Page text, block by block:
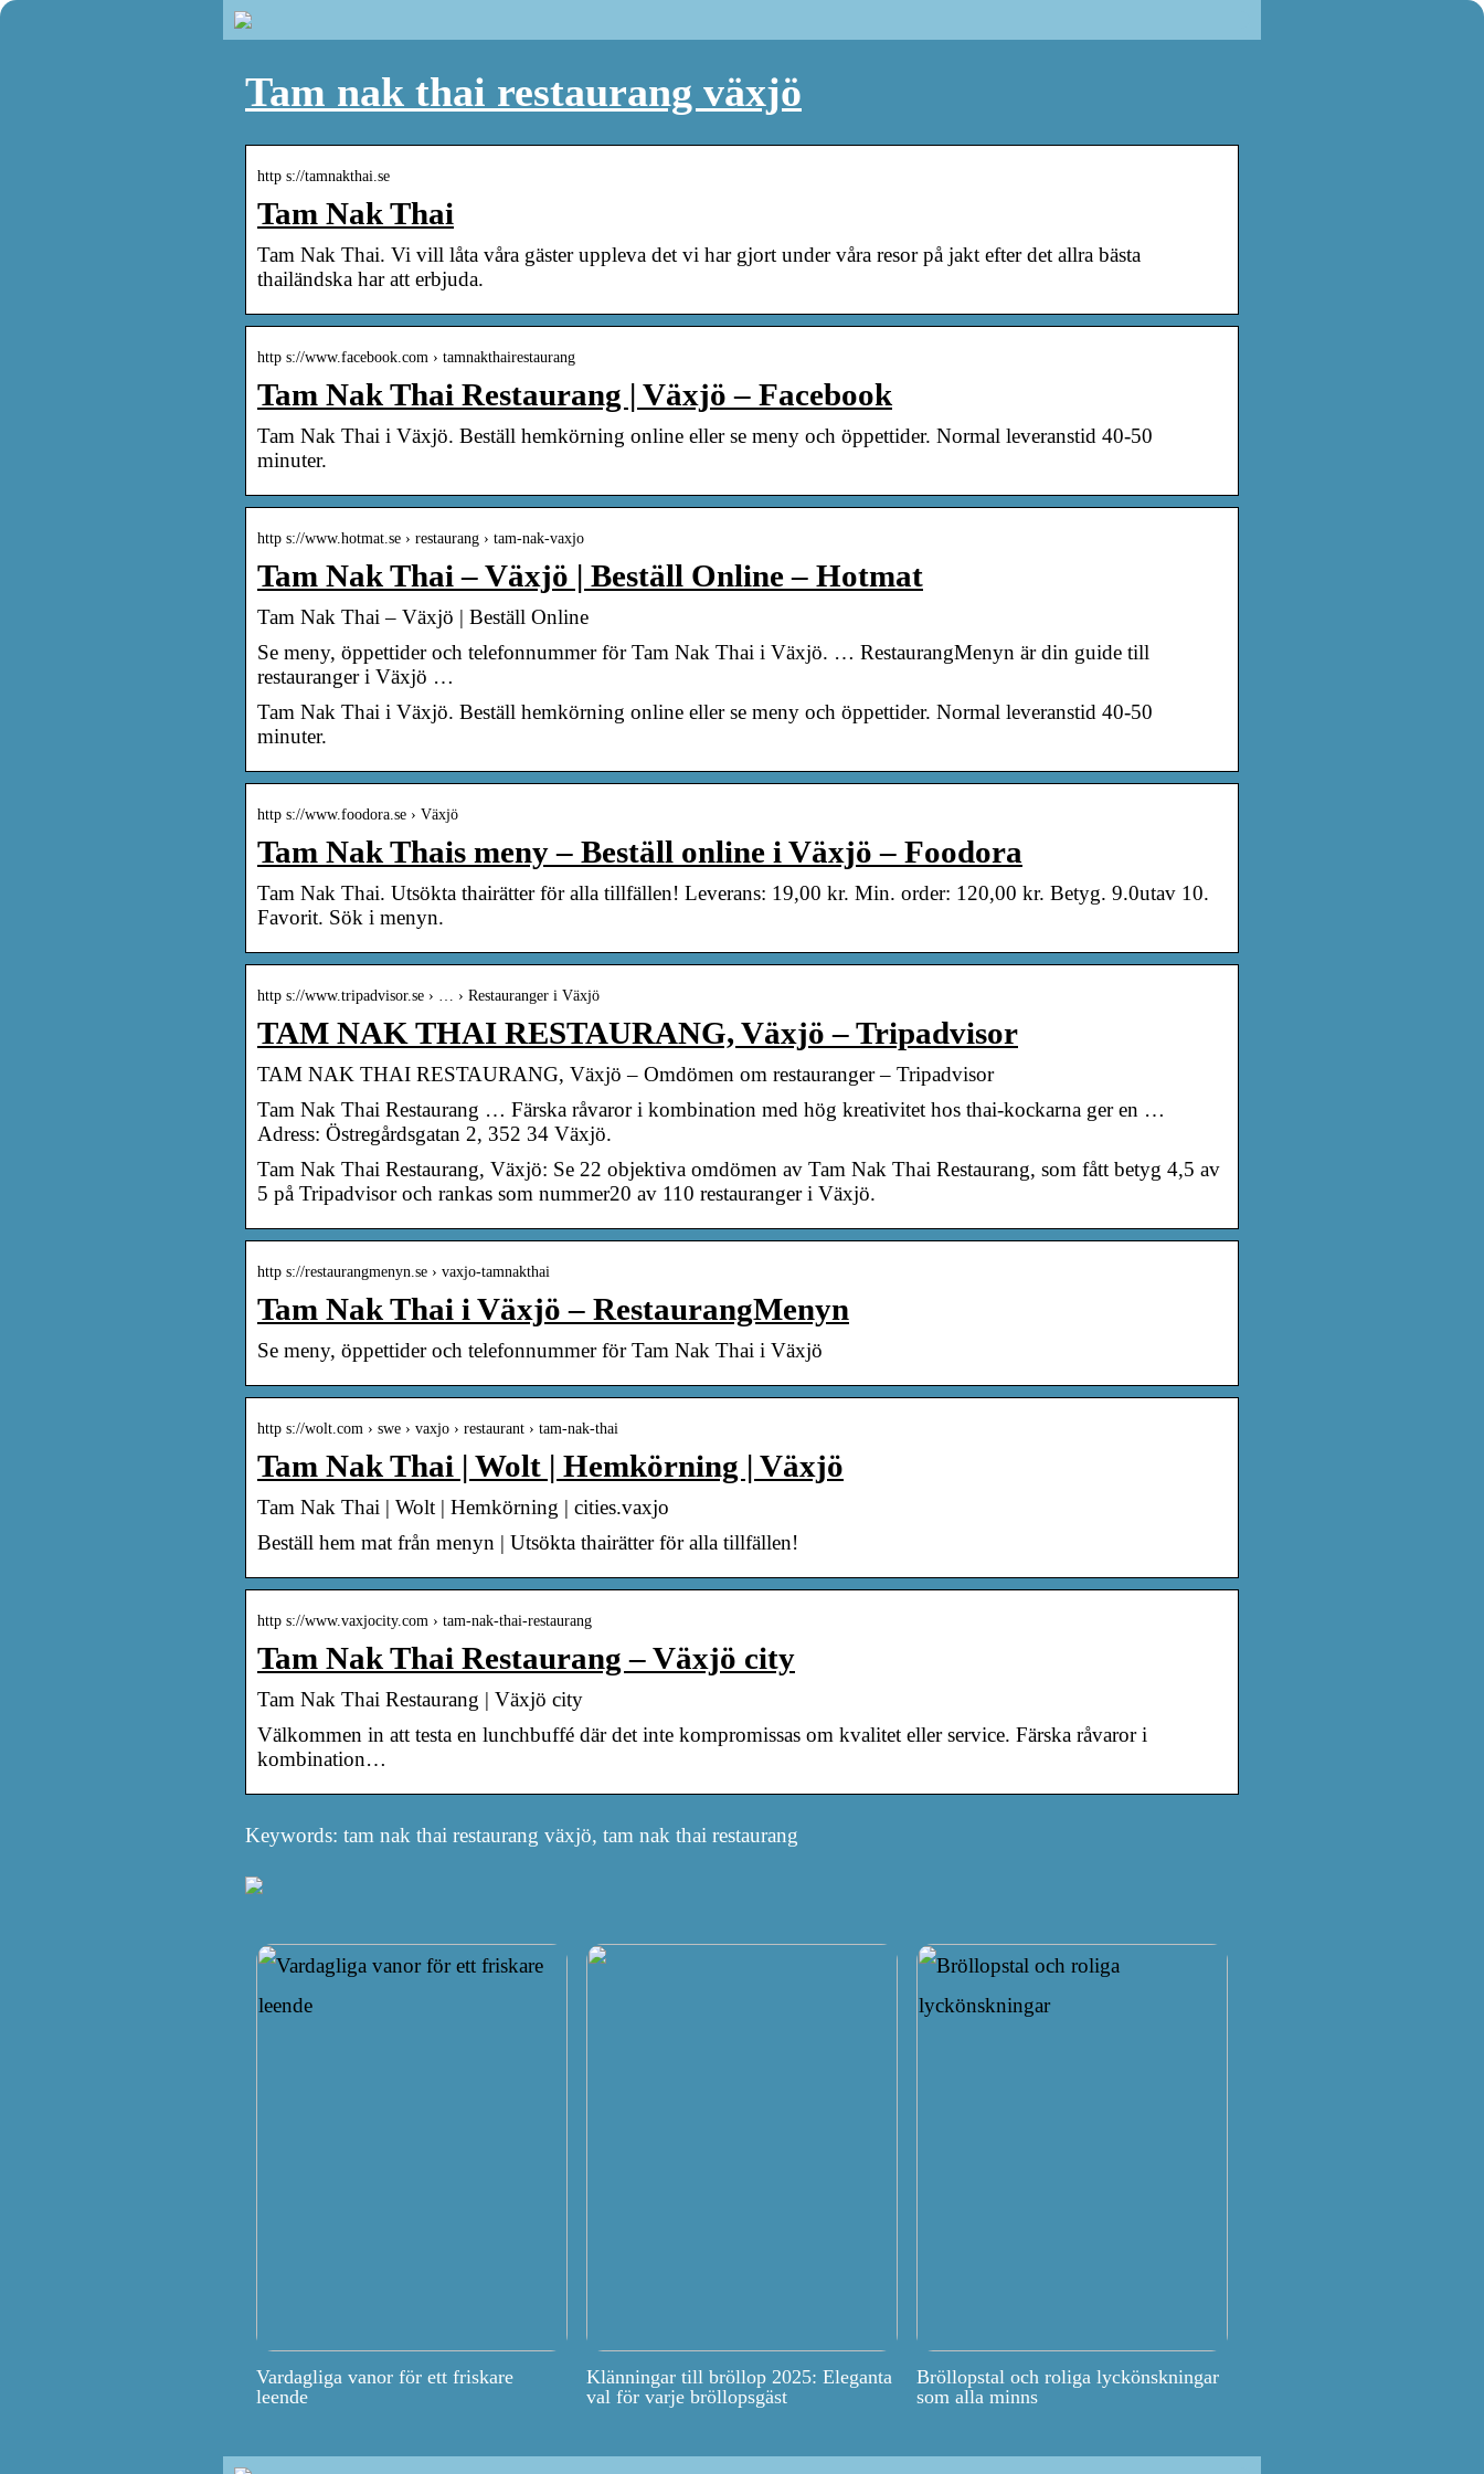
Tam nak thai restaurang växjö
http s://tamnakthai.se
Tam Nak Thai
Tam Nak Thai. Vi vill låta våra gäster uppleva det vi har gjort under våra resor på jakt efter det allra bästa
thailändska har att erbjuda.
http s://www.facebook.com › tamnakthairestaurang
Tam Nak Thai Restaurang | Växjö – Facebook
Tam Nak Thai i Växjö. Beställ hemkörning online eller se meny och öppettider. Normal leveranstid 40-50
minuter.
http s://www.hotmat.se › restaurang › tam-nak-vaxjo
Tam Nak Thai – Växjö | Beställ Online – Hotmat
Tam Nak Thai – Växjö | Beställ Online
Se meny, öppettider och telefonnummer för Tam Nak Thai i Växjö. … RestaurangMenyn är din guide till
restauranger i Växjö …
Tam Nak Thai i Växjö. Beställ hemkörning online eller se meny och öppettider. Normal leveranstid 40-50
minuter.
http s://www.foodora.se › Växjö
Tam Nak Thais meny – Beställ online i Växjö – Foodora
Tam Nak Thai. Utsökta thairätter för alla tillfällen! Leverans: 19,00 kr. Min. order: 120,00 kr. Betyg. 9.0utav 10.
Favorit. Sök i menyn.
http s://www.tripadvisor.se › … › Restauranger i Växjö
TAM NAK THAI RESTAURANG, Växjö – Tripadvisor
TAM NAK THAI RESTAURANG, Växjö – Omdömen om restauranger – Tripadvisor
Tam Nak Thai Restaurang … Färska råvaror i kombination med hög kreativitet hos thai-kockarna ger en …
Adress: Östregårdsgatan 2, 352 34 Växjö.
Tam Nak Thai Restaurang, Växjö: Se 22 objektiva omdömen av Tam Nak Thai Restaurang, som fått betyg 4,5 av
5 på Tripadvisor och rankas som nummer20 av 110 restauranger i Växjö.
http s://restaurangmenyn.se › vaxjo-tamnakthai
Tam Nak Thai i Växjö – RestaurangMenyn
Se meny, öppettider och telefonnummer för Tam Nak Thai i Växjö
http s://wolt.com › swe › vaxjo › restaurant › tam-nak-thai
Tam Nak Thai | Wolt | Hemkörning | Växjö
Tam Nak Thai | Wolt | Hemkörning | cities.vaxjo
Beställ hem mat från menyn | Utsökta thairätter för alla tillfällen!
http s://www.vaxjocity.com › tam-nak-thai-restaurang
Tam Nak Thai Restaurang – Växjö city
Tam Nak Thai Restaurang | Växjö city
Välkommen in att testa en lunchbuffé där det inte kompromissas om kvalitet eller service. Färska råvaror i
kombination…
Keywords: tam nak thai restaurang växjö, tam nak thai restaurang
Vardagliga vanor för ett friskare
leende
Klänningar till bröllop 2025: Eleganta
val för varje bröllopsgäst
Bröllopstal och roliga lyckönskningar
som alla minns